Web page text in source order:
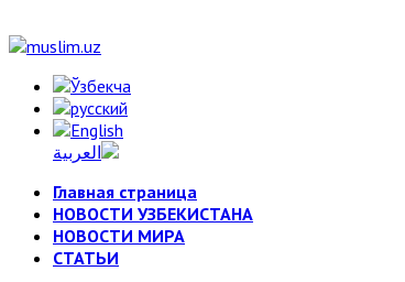
Главная страница
НОВОСТИ УЗБЕКИСТАНА
НОВОСТИ МИРА
СТАТЬИ